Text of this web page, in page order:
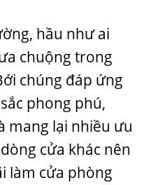
hầu như ai
chuộng trong
chúng đáp ứng
phong phú,
mang lại nhiều ưu
cửa khác nên
làm cửa phòng